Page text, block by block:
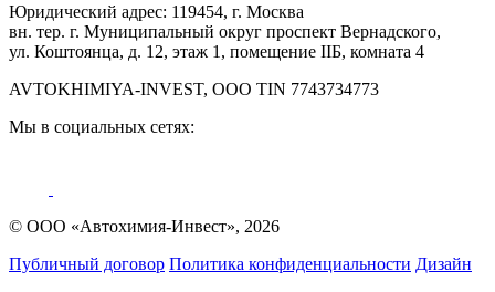
Юридический адрес: 119454, г. Москва
вн. тер. г. Муниципальный округ проспект Вернадского,
ул. Коштоянца, д. 12, этаж 1, помещение IIБ, комната 4
AVTOKHIMIYA-INVEST, OOO TIN 7743734773
Мы в социальных сетях:
© ООО «Автохимия-Инвест», 2026
Публичный договор Политика конфиденциальности Дизайн